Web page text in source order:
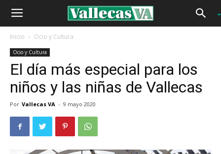
Inicio Ocio y Cultura
Ocio y Cultura
El día más especial para los
niños y las niñas de Vallecas
Por Vallecas VA - 9 mayo 2020